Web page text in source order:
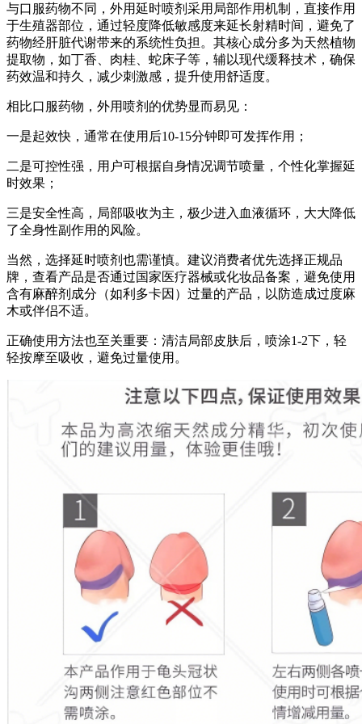
与口服药物不同，外用延时喷剂采用局部作用机制，直接作用
于生殖器部位，通过轻度降低敏感度来延长射精时间，避免了
药物经肝脏代谢带来的系统性负担。其核心成分多为天然植物
提取物，如丁香、肉桂、蛇床子等，辅以现代缓释技术，确保
药效温和持久，减少刺激感，提升使用舒适度。
相比口服药物，外用喷剂的优势显而易见：
一是起效快，通常在使用后10-15分钟即可发挥作用；
二是可控性强，用户可根据自身情况调节喷量，个性化掌握延
时效果；
三是安全性高，局部吸收为主，极少进入血液循环，大大降低
了全身性副作用的风险。
当然，选择延时喷剂也需谨慎。建议消费者优先选择正规品
牌，查看产品是否通过国家医疗器械或化妆品备案，避免使用
含有麻醉剂成分（如利多卡因）过量的产品，以防造成过度麻
木或伴侣不适。
正确使用方法也至关重要：清洁局部皮肤后，喷涂1-2下，轻
轻按摩至吸收，避免过量使用。